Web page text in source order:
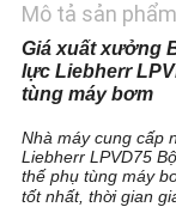
SƠ
ĐỒ
TRANG
WEB
Mô tả sản phẩm
Giá xuất xưởng
lực Liebherr
tùng máy bơm
Nhà máy cung cấp
Liebherr LPVD75
thế phụ tùng máy
tốt nhất, thời gian